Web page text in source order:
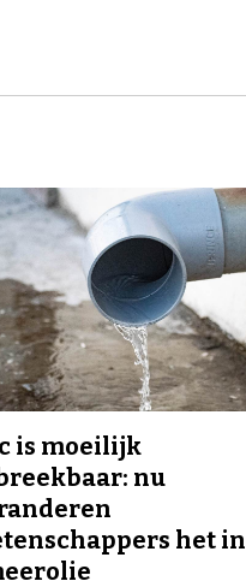
is moeilijk
nu
het in